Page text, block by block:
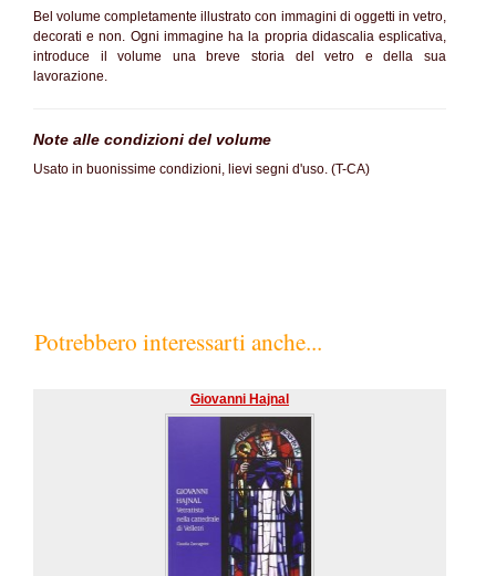
Bel volume completamente illustrato con immagini di oggetti in vetro,
decorati e non. Ogni immagine ha la propria didascalia esplicativa,
introduce il volume una breve storia del vetro e della sua
lavorazione.
Note alle condizioni del volume
Usato in buonissime condizioni, lievi segni d'uso. (T-CA)
Potrebbero interessarti anche...
Giovanni Hajnal